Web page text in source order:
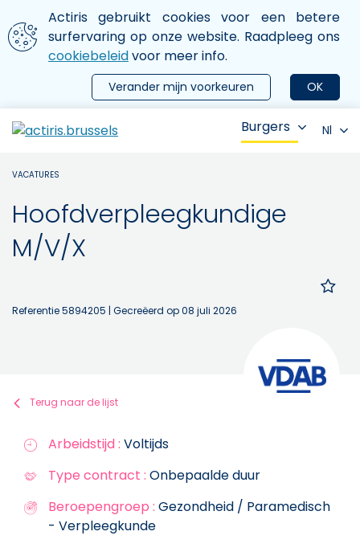
Aller au contenu principal
We gebruiken cookies
Actiris gebruikt cookies voor een betere
surfervaring op onze website. Raadpleeg ons
cookiebeleidvoor meer info.
OK
Verander mijn voorkeuren
le menu
Burgers Nl
VACATURES
Hoofdverpleegkundige
M/V/X
Referentie 5894205 | Gecreëerd op 08 juli 2026
Terug naar de lijst
Arbeidstijd : Voltijds
Type contract : Onbepaalde duur
Beroepengroep : Gezondheid / Paramedisch
- Verpleegkunde